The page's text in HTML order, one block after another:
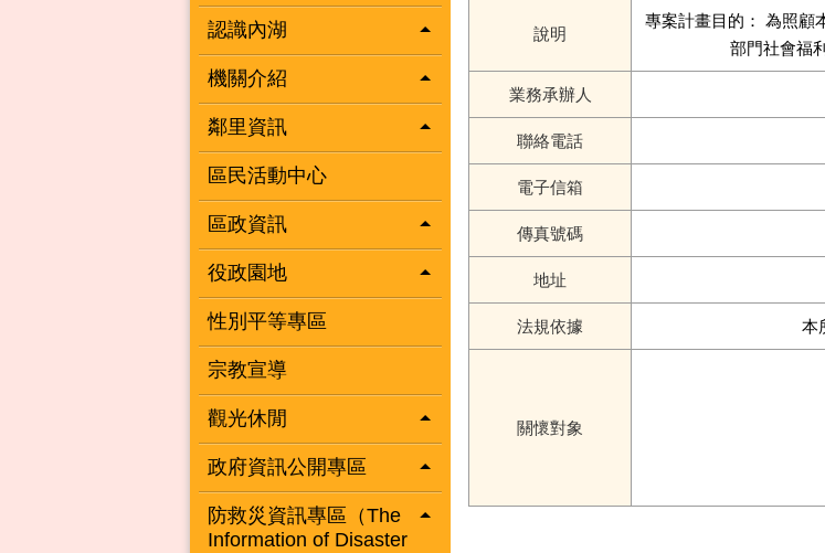
認識內湖
機關介紹
鄰里資訊
區民活動中心
區政資訊
役政園地
性別平等專區
宗教宣導
觀光休閒
政府資訊公開專區
防救災資訊專區（The
Information of Disaster
說明
專案計畫目的： 為照顧
部門社會福
業務承辦人
聯絡電話
電子信箱
傳真號碼
地址
法規依據 本
關懷對象